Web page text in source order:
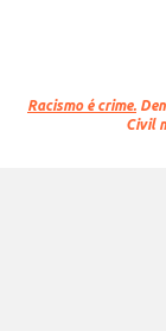
Racismo é crime.
Civil